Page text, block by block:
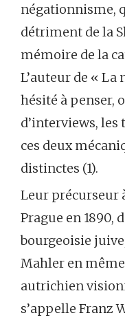
négationnisme,
détriment de la
mémoire de la
L’auteur de « La
hésité à penser,
d’interviews,
ces deux
distinctes (1).
Leur précurseur
Prague en 1890,
bourgeoisie
Mahler en
autrichien
s’appelle Franz